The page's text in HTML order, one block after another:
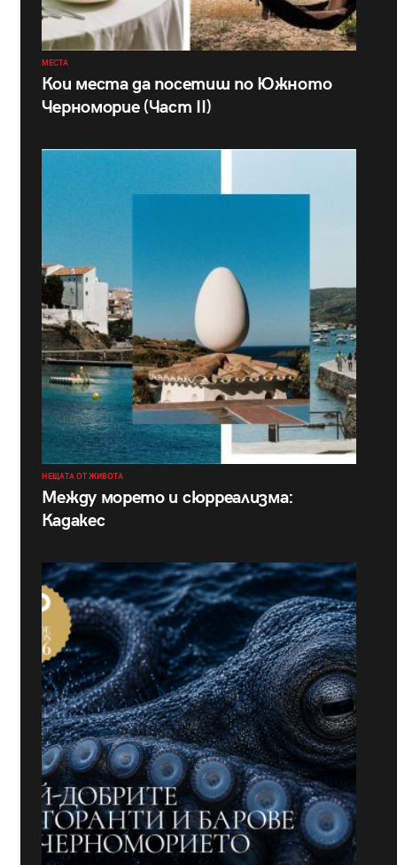
МЕСТА
Кои места да посетиш по Южното
Черноморие (Част II)
НЕЩАТА ОТ ЖИВОТА
Между морето и сюрреализма:
Кадакес